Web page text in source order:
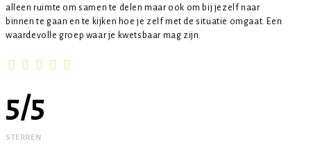
alleen ruimte om samen te delen maar ook om bij jezelf naar
binnen te gaan en te kijken hoe je zelf met de situatie omgaat. Een
waardevolle groep waar je kwetsbaar mag zijn.
5/5
STERREN